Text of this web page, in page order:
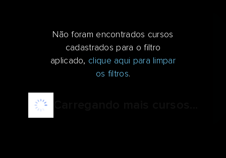
Não foram encontrados cursos
cadastrados para o filtro
aplicado, clique aqui para limpar
os filtros.